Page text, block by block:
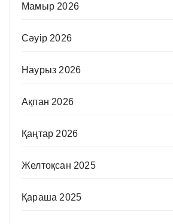
Мамыр 2026
Сәуір 2026
Наурыз 2026
Ақпан 2026
Қаңтар 2026
Желтоқсан 2025
Қараша 2025